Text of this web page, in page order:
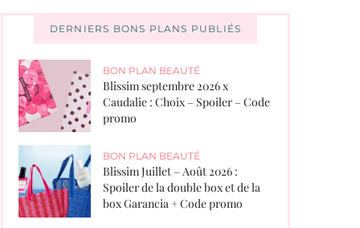
DERNIERS BONS PLANS PUBLIÉS
BON PLAN BEAUTÉ
Blissim septembre 2026 x
Caudalie : Choix – Spoiler – Code
promo
BON PLAN BEAUTÉ
Blissim Juillet – Août 2026 :
Spoiler de la double box et de la
box Garancia + Code promo